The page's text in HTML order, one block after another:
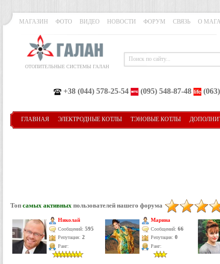
МАГАЗИН ФОТО ВИДЕО НОВОСТИ ФОРУМ СВЯЗЬ О
ОТОПИТЕЛЬНЫЕ СИСТЕМЫ ГАЛАН
+38 (044) 578-25-54 (095) 548-87-48
ГЛАВНАЯ ЭЛЕКТРОДНЫЕ КОТЛЫ ТЭНОВЫЕ КОТЛЫ
Топ самых активных пользователей нашего форума
Николай
Сообщений: 595
Репутация: 2
Ранг:
Марина
Сообщений: 66
Репутация: 0
Ранг: